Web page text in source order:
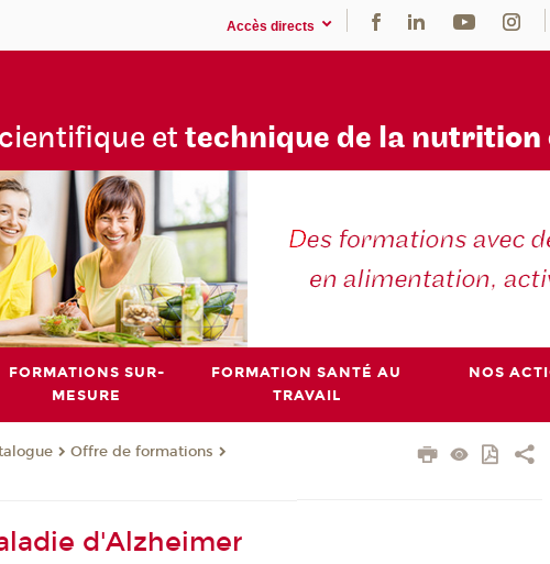
Accès directs
et technique de la nutrition
FORMATIONS SUR-
MESURE
FORMATION SANTÉ AU
TRAVAIL
NOS
Offre de formations
d'Alzheimer